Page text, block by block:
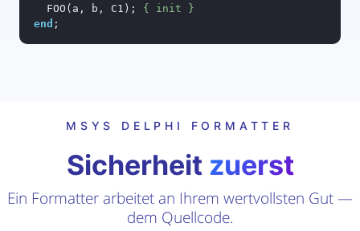
  FOO(a, b, C1);
{ init }
end ;
MSYS DELPHI FORMATTER
Sicherheit zuerst
Ein Formatter arbeitet an Ihrem wertvollsten Gut —
dem Quellcode.